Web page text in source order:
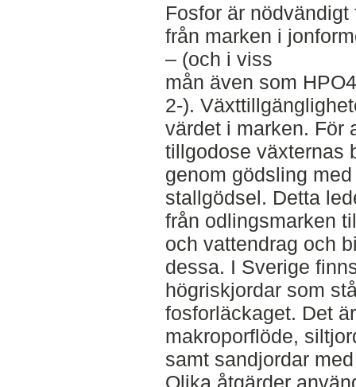
Fosfor är
från marken i
– (och i viss
mån även som HPO4
2-).
värdet i marken. För
tillgodose växternas
genom gödsling
stallgödsel. Detta
från odlingsmarken
och vattendrag och
dessa. I Sverige
högriskjordar som
fosforläckaget. Det
makroporflöde,
samt sandjordar
Olika åtgärder